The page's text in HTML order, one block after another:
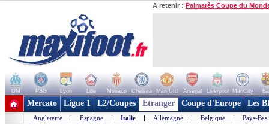
A retenir : Palmarès Coupe du
OM PSG Lyon Lille Monaco Chelsea Man Utd Arsenal Liverpool ManCity
+ de clubs
Mercato Ligue 1 L2/Coupes Etranger Coupe d'Europe Les
Angleterre | Espagne | Italie | Allemagne | Belgique | Pays-Bas